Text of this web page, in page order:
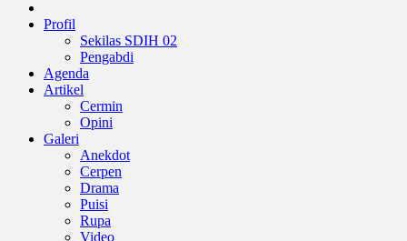
Profil
Sekilas SDIH 02
Pengabdi
Agenda
Artikel
Cermin
Opini
Galeri
Anekdot
Cerpen
Drama
Puisi
Rupa
Video